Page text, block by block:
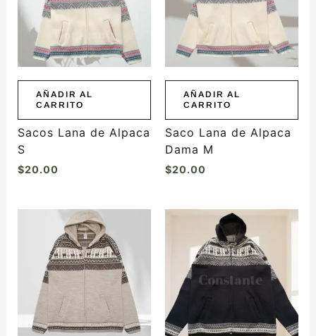
AÑADIR AL
CARRITO
Sacos Lana de Alpaca
S
$20.00
AÑADIR AL
CARRITO
Saco Lana de Alpaca
Dama M
$20.00